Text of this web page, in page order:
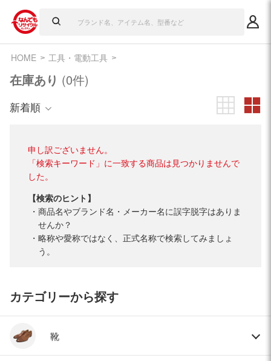
HOME 工具・電動工具
在庫あり (0件)
新着順
申し訳ございません。
「検索キーワード」に一致する商品は見つかりませんで
した。
【検索のヒント】
商品名やブランド名・メーカー名に誤字脱字はありま
せんか？
略称や愛称ではなく、正式名称で検索してみましょ
う。
カテゴリーから探す
靴